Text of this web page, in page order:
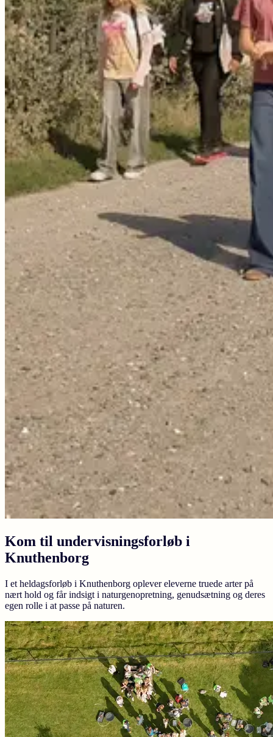
Kom til undervisningsforløb i
Knuthenborg
I et heldagsforløb i Knuthenborg oplever eleverne truede arter på
nært hold og får indsigt i naturgenopretning, genudsætning og deres
egen rolle i at passe på naturen.